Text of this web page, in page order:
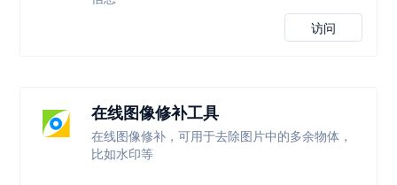
访问
在线图像修补工具
在线图像修补，可用于去除图片中的多余物体，
比如水印等